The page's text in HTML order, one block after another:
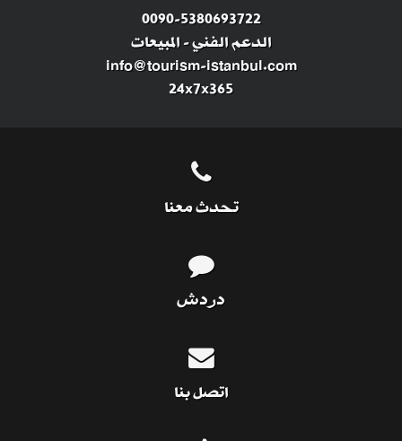
0090-5380693722
الدعم الفني-المبيعات
info@tourism-istanbul.com
24x7x365
تحدث معنا
دردش
اتصل بنا